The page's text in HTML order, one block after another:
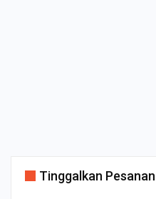
Tinggalkan Pesanan